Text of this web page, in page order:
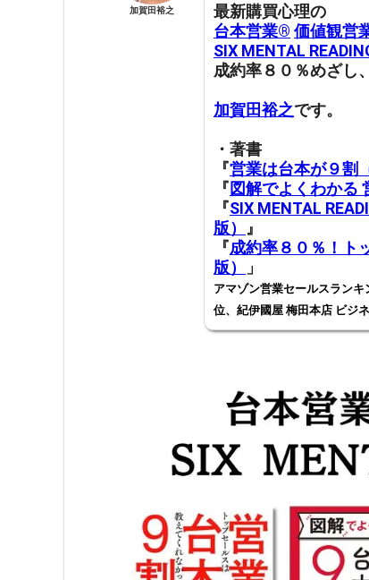
加賀田裕之
最新購買心理の
台本営業®︎ 価値観営
SIX MENTAL
成約率８０％めざし
加賀田裕之です。
・著書
『営業は台本が９割
『図解でよくわかる
『SIX MENTAL
版）
』
『成約率８０％！ト
版）
」
アマゾン営業セールスラン
位、紀伊國屋 梅田本店 ビジ